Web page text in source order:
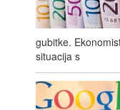
gubitke.
situacija s